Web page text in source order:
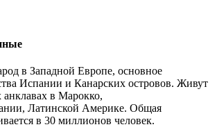
в Западной Европе, основное
Испании и Канарских островов. Живут
анклавах в Марокко,
Латинской Америке. Общая
в 30 миллионов человек.